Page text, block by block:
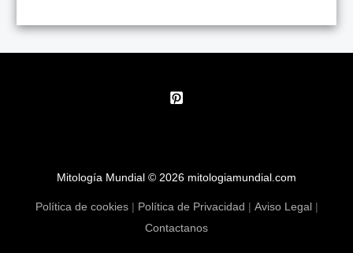
Mitología Mundial © 2026 mitologiamundial.com
Política de cookies| Política de Privacidad | Aviso Legal |
Contactanos